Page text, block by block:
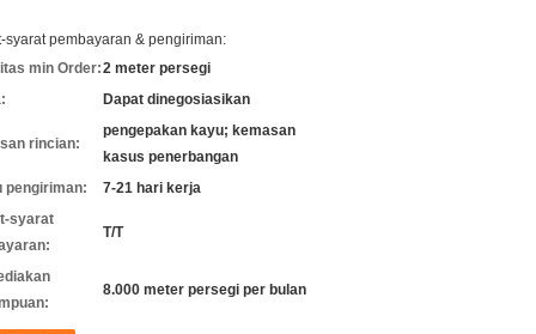
syarat pembayaran & pengiriman:
min Order:2 meter persegi
Dapat dinegosiasikan
rincian:
pengepakan kayu; kemasan
kasus penerbangan
pengiriman:
7-21 hari kerja
syarat
T/T
8.000 meter persegi per bulan